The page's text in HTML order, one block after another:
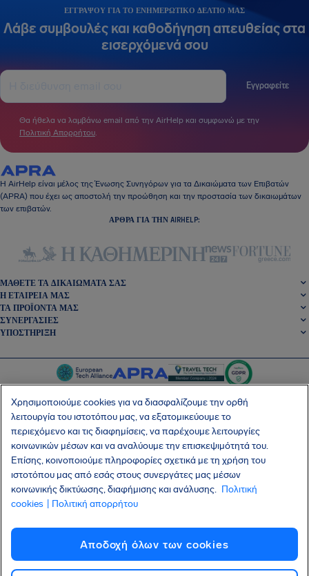
ΕΓΓΡΆΨΟΥ ΓΙΑ ΤΟ ΕΝΗΜΕΡΩΤΙΚΌ ΔΕΛΤΊΟ ΜΑΣ
Λάβε συμβουλές και καθοδήγηση απευθείας στα
εισερχόμενά σου
Εγγραφείτε
Θα ήθελα να λαμβάνω email από την AirHelp και συμφωνώ με την
Πολιτική Απορρήτου
Η AirHelp είναι μέλος της Ένωσης Συνηγόρων για τα Δικαιώματα των Επιβατών
(APRA) που έχει ως αποστολή την προώθηση και την προστασία των δικαιωμάτων
των επιβατών.
ΆΡΘΡΑ ΓΙΑ ΤΗΝ AIRHELP:
ΜΆΘΕΤΕ ΤΑ ΔΙΚΑΙΏΜΑΤΆ ΣΑΣ
Η ΕΤΑΙΡΕΊΑ ΜΑΣ
ΤΑ ΠΡΟΪΌΝΤΑ ΜΑΣ
ΣΥΝΕΡΓΑΣΊΕΣ
ΥΠΟΣΤΉΡΙΞΗ
SocialFacebook
SocialTwitter
SocialInstagram
SocialLinkedin
ΑΠΟΚΤΉΣΤΕ ΤΗ ΔΩΡΕΆΝ ΕΦΑΡΜΟΓΉ ΜΑΣ
Πολιτική Απορρήτου
Imprint
Επίθεση στην εφοδιαστική αλυσίδα Shai-Hulud
Χρησιμοποιούμε cookies για να διασφαλίζουμε την ορθή
λειτουργία του ιστοτόπου μας, να εξατομικεύουμε το
περιεχόμενο και τις διαφημίσεις, να παρέχουμε λειτουργίες
κοινωνικών μέσων και να αναλύουμε την επισκεψιμότητά του.
Επίσης, κοινοποιούμε πληροφορίες σχετικά με τη χρήση του
ιστοτόπου μας από εσάς στους συνεργάτες μας μέσων
κοινωνικής δικτύωσης, διαφήμισης και ανάλυσης. Πολιτική
cookies
| Πολιτική απορρήτου
Αποδοχή όλων των cookies